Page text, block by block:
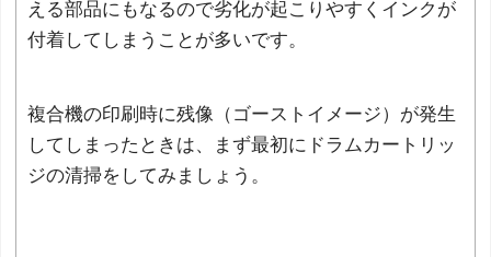
える部品にもなるので劣化が起こりやすくインクが
付着してしまうことが多いです。
複合機の印刷時に残像（ゴーストイメージ）が発生
してしまったときは、まず最初にドラムカートリッ
ジの清掃をしてみましょう。